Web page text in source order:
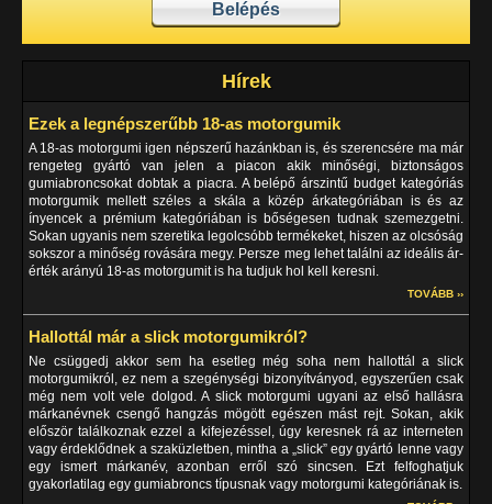
Hírek
Ezek a legnépszerűbb 18-as motorgumik
A 18-as motorgumi igen népszerű hazánkban is, és szerencsére ma már
rengeteg gyártó van jelen a piacon akik minőségi, biztonságos
gumiabroncsokat dobtak a piacra. A belépő árszintű budget kategóriás
motorgumik mellett széles a skála a közép árkategóriában is és az
ínyencek a prémium kategóriában is bőségesen tudnak szemezgetni.
Sokan ugyanis nem szeretika legolcsóbb termékeket, hiszen az olcsóság
sokszor a minőség rovására megy. Persze meg lehet találni az ideális ár-
érték arányú 18-as motorgumit is ha tudjuk hol kell keresni.
TOVÁBB ››
Hallottál már a slick motorgumikról?
Ne csüggedj akkor sem ha esetleg még soha nem hallottál a slick
motorgumikról, ez nem a szegénységi bizonyítványod, egyszerűen csak
még nem volt vele dolgod. A slick motorgumi ugyani az első hallásra
márkanévnek csengő hangzás mögött egészen mást rejt. Sokan, akik
először találkoznak ezzel a kifejezéssel, úgy keresnek rá az interneten
vagy érdeklődnek a szaküzletben, mintha a „slick” egy gyártó lenne vagy
egy ismert márkanév, azonban erről szó sincsen. Ezt felfoghatjuk
gyakorlatilag egy gumiabroncs típusnak vagy motorgumi kategóriának is.